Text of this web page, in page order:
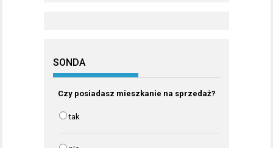
SONDA
Czy posiadasz mieszkanie na sprzedaż?
tak